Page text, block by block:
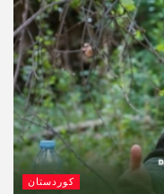
کوردستان